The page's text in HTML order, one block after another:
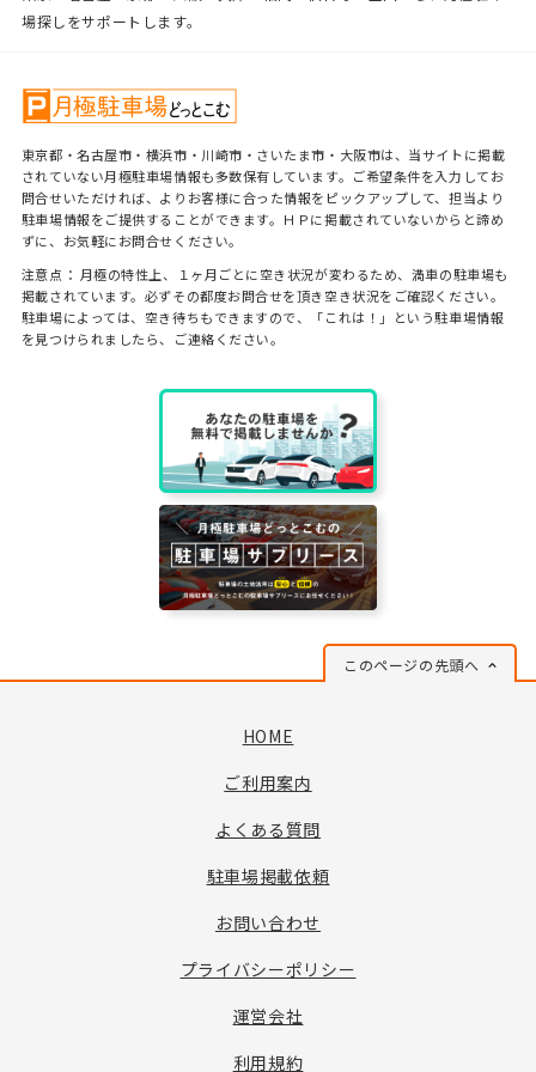
場探しをサポートします。
東京都・名古屋市・横浜市・川崎市・さいたま市・大阪市は、当サイトに掲載
されていない月極駐車場情報も多数保有しています。ご希望条件を入力してお
問合せいただければ、よりお客様に合った情報をピックアップして、担当より
駐車場情報をご提供することができます。ＨＰに掲載されていないからと諦め
ずに、お気軽にお問合せください。
注意点： 月極の特性上、１ヶ月ごとに空き状況が変わるため、満車の駐車場も
掲載されています。必ずその都度お問合せを頂き空き状況をご確認ください。
駐車場によっては、空き待ちもできますので、「これは！」という駐車場情報
を見つけられましたら、ご連絡ください。
このページの先頭へ
HOME
ご利用案内
よくある質問
駐車場掲載依頼
お問い合わせ
プライバシーポリシー
運営会社
利用規約